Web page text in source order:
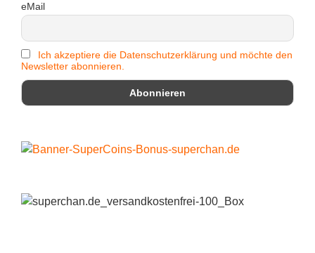
eMail
Ich akzeptiere die Datenschutzerklärung und möchte den
Newsletter abonnieren.